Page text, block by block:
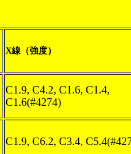
X線（強度）
C1.9, C4.2, C1.6, C1.4,
C1.6(#4274)
C1.9, C6.2, C3.4,